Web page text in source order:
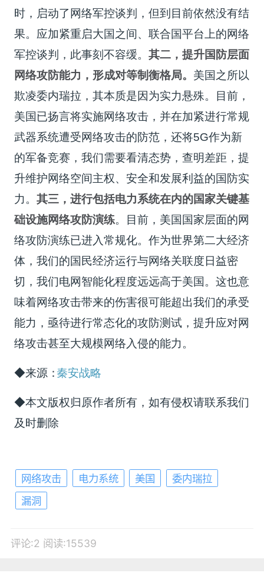
时，启动了网络军控谈判，但到目前依然没有结
果。应加紧重启大国之间、联合国平台上的网络
军控谈判，此事刻不容缓。其二，提升国防层面
网络攻防能力，形成对等制衡格局。 美国之所以
欺凌委内瑞拉，其本质是因为实力悬殊。目前，
美国已扬言将实施网络攻击，并在加紧进行常规
武器系统遭受网络攻击的防范，还将5G作为新
的军备竞赛，我们需要看清态势，查明差距，提
升维护网络空间主权、安全和发展利益的国防实
力。其三，进行包括电力系统在内的国家关键基
础设施网络攻防演练。目前，美国国家层面的网
络攻防演练已进入常规化。作为世界第二大经济
体，我们的国民经济运行与网络关联度日益密
切，我们电网智能化程度远远高于美国。这也意
味着网络攻击带来的伤害很可能超出我们的承受
能力，亟待进行常态化的攻防测试，提升应对网
络攻击甚至大规模网络入侵的能力。
◆来源： 秦安战略
◆本文版权归原作者所有，如有侵权请联系我们
及时删除
网络攻击 电力系统 美国
委内瑞拉
漏洞
评论:2 阅读:15539